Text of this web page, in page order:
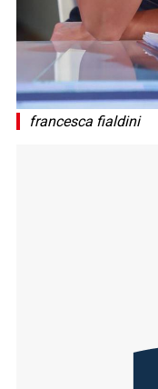
francesca fialdini